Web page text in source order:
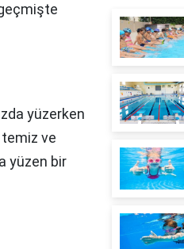
yüzerken
ve
yüzen bir